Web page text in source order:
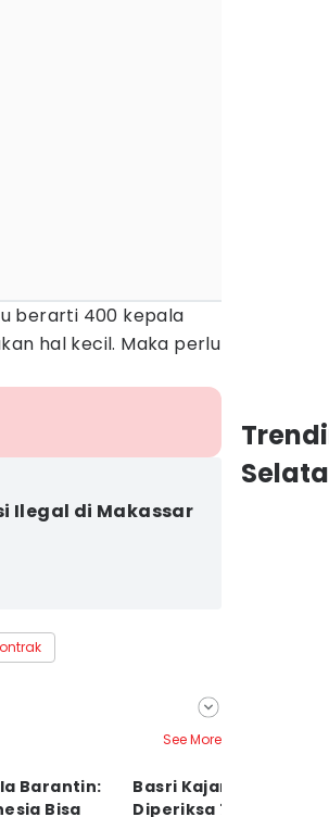
berarti 400 kepala
hal kecil. Maka perlu
Ilegal di Makassar
See More
Barantin:
Bisa
Basri Kajang
Diperiksa 7 Jam,